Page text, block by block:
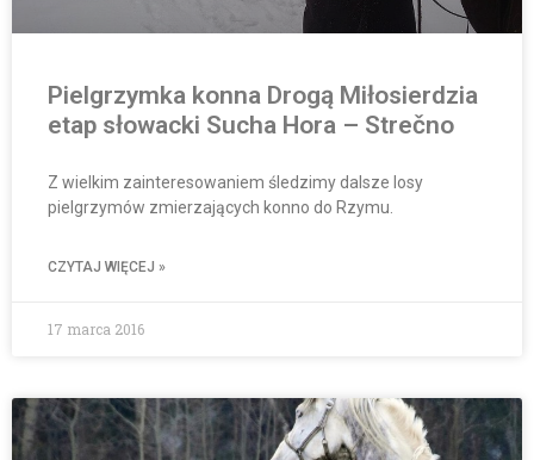
Pielgrzymka konna Drogą Miłosierdzia
etap słowacki Sucha Hora – Strečno
Z wielkim zainteresowaniem śledzimy dalsze losy
pielgrzymów zmierzających konno do Rzymu.
CZYTAJ WIĘCEJ »
17 marca 2016